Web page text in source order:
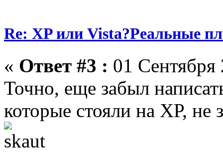
Re: XP или Vista?Реальные
« Ответ #3 : 01
Точно, еще забыл
которые стояли на ХР, не